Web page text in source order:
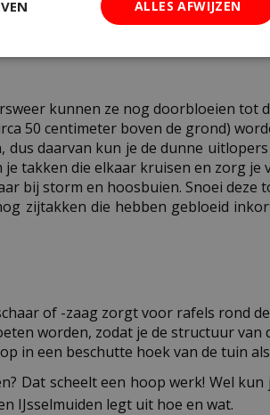
kunnen ze nog doorbloeien tot
50 centimeter boven de grond)
daarvan kun je de dunne
takken die elkaar kruisen en zorg je
bij storm en hoosbuien. Snoei
zijtakken die hebben gebloeid
of -zaag zorgt voor rafels rond
worden, zodat je de structuur
in een beschutte hoek van de tuin
Dat scheelt een hoop werk! Wel
IJsselmuiden legt uit hoe en wat.
ALLES AFWIJZEN